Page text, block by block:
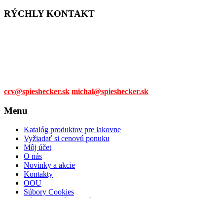
RÝCHLY KONTAKT
ccv@spieshecker.sk michal@spieshecker.sk
Menu
Katalóg produktov pre lakovne
Vyžiadať si cenovú ponuku
Môj účet
O nás
Novinky a akcie
Kontakty
OOU
Súbory Cookies